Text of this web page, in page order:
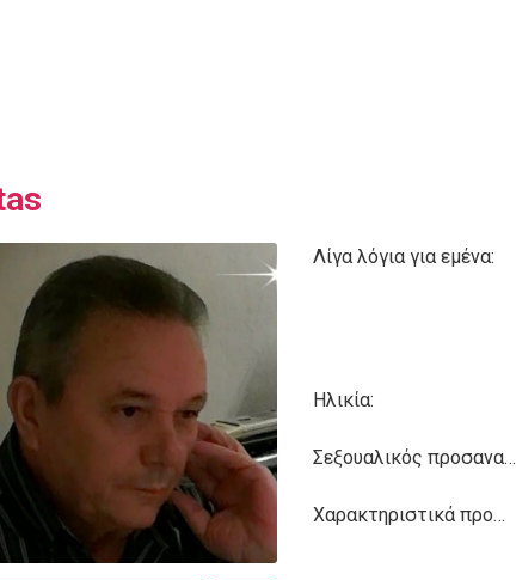
Λίγα λόγια για εμένα:
Ηλικία:
Σεξουαλικός προσανατολισμός:
Χαρακτηριστικά προσωπικότητας: